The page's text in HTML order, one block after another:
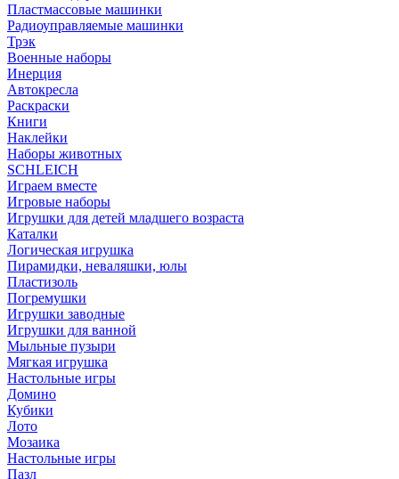
Пластмассовые машинки
Радиоуправляемые машинки
Трэк
Военные наборы
Инерция
Автокресла
Раскраски
Книги
Наклейки
Наборы животных
SCHLEICH
Играем вместе
Игровые наборы
Игрушки для детей младшего возраста
Каталки
Логическая игрушка
Пирамидки, неваляшки, юлы
Пластизоль
Погремушки
Игрушки заводные
Игрушки для ванной
Мыльные пузыри
Мягкая игрушка
Настольные игры
Домино
Кубики
Лото
Мозаика
Настольные игры
Пазл